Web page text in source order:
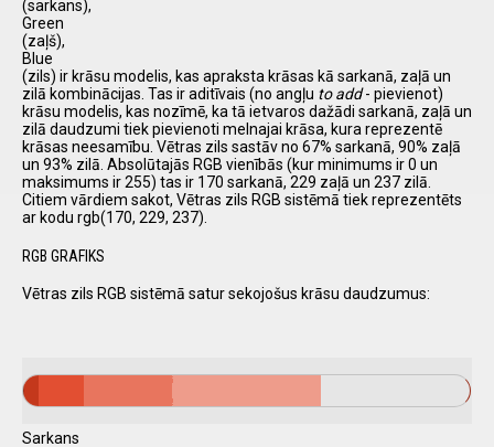
(sarkans),
Green
(zaļš),
Blue
(zils) ir krāsu modelis, kas apraksta krāsas kā sarkanā, zaļā un
zilā kombinācijas. Tas ir aditīvais (no angļu to add- pievienot)
krāsu modelis, kas nozīmē, ka tā ietvaros dažādi sarkanā, zaļā un
zilā daudzumi tiek pievienoti melnajai krāsa, kura reprezentē
krāsas neesamību. Vētras zils sastāv no 67% sarkanā, 90% zaļā
un 93% zilā. Absolūtajās RGB vienībās (kur minimums ir 0 un
maksimums ir 255) tas ir 170 sarkanā, 229 zaļā un 237 zilā.
Citiem vārdiem sakot, Vētras zils RGB sistēmā tiek reprezentēts
ar kodu rgb(170, 229, 237).
RGB GRAFIKS
Vētras zils RGB sistēmā satur sekojošus krāsu daudzumus:
Sarkans